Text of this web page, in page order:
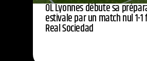
OL Lyonnes débute sa
estivale par un match nul 1-1
Real Sociedad